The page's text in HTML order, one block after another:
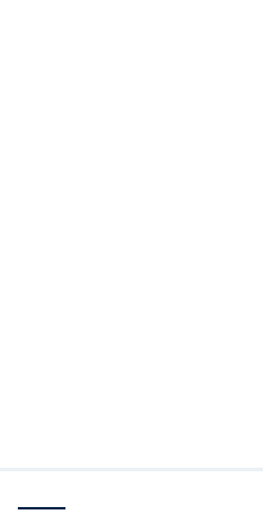
く、広大な「瀬板の森公園